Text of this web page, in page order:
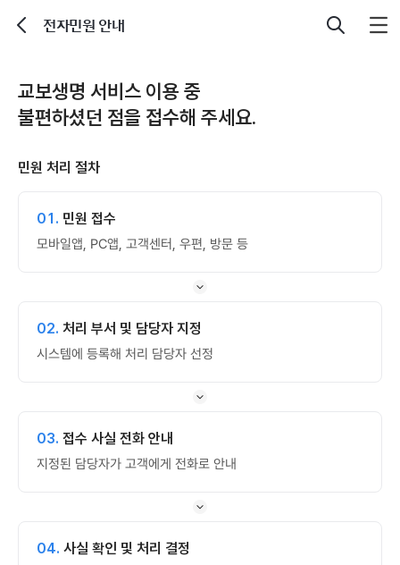
전자민원 안내
교보생명 서비스 이용 중
불편하셨던 점을 접수해 주세요.
민원 처리 절차
01. 민원 접수
모바일앱, PC앱, 고객센터, 우편, 방문 등
02. 처리 부서 및 담당자 지정
시스템에 등록해 처리 담당자 선정
03. 접수 사실 전화 안내
지정된 담당자가 고객에게 전화로 안내
04. 사실 확인 및 처리 결정